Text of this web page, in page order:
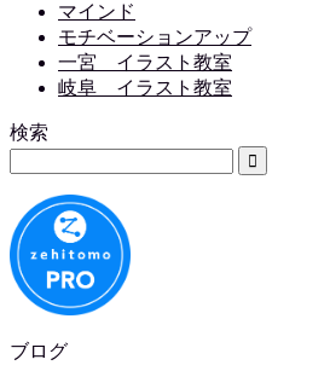
マインド
モチベーションアップ
一宮 イラスト教室
岐阜 イラスト教室
検索
ブログ